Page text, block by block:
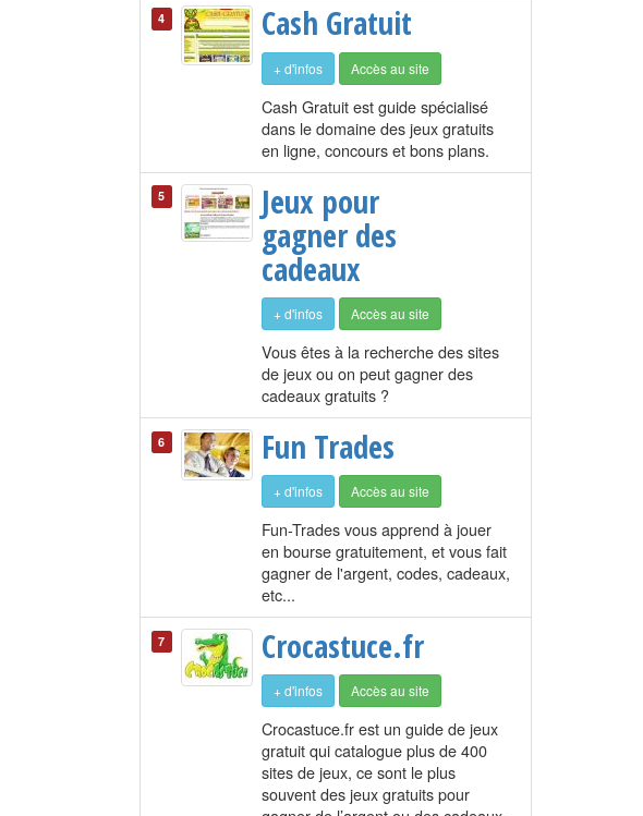
4 Cash Gratuit
+ d'infos Accès au site
Cash Gratuit est guide spécialisé
dans le domaine des jeux gratuits
en ligne, concours et bons plans.
5 Jeux pour
gagner des
cadeaux
+ d'infos Accès au site
Vous êtes à la recherche des sites
de jeux ou on peut gagner des
cadeaux gratuits ?
6 Fun Trades
+ d'infos Accès au site
Fun-Trades vous apprend à jouer
en bourse gratuitement, et vous fait
gagner de l'argent, codes, cadeaux,
etc...
7 Crocastuce.fr
+ d'infos Accès au site
Crocastuce.fr est un guide de jeux
gratuit qui catalogue plus de 400
sites de jeux, ce sont le plus
souvent des jeux gratuits pour